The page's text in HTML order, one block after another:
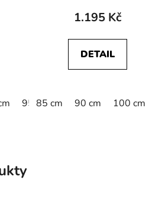
95 cm
1.195 Kč
DETAIL
85 cm 90 cm 100 cm